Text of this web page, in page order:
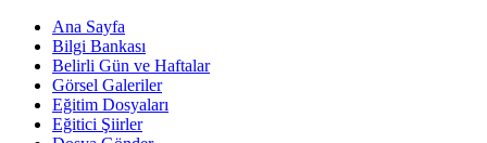
Ana Sayfa
Bilgi Bankası
Belirli Gün ve Haftalar
Görsel Galeriler
Eğitim Dosyaları
Eğitici Şiirler